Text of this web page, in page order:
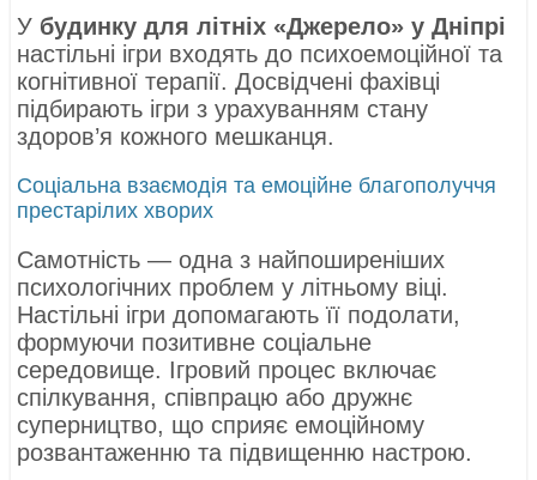
У будинку для літніх «Джерело» у Дніпрі
настільні ігри входять до психоемоційної та
когнітивної терапії. Досвідчені фахівці
підбирають ігри з урахуванням стану
здоров’я кожного мешканця.
Соціальна взаємодія та емоційне благополуччя
престарілих хворих
Самотність — одна з найпоширеніших
психологічних проблем у літньому віці.
Настільні ігри допомагають її подолати,
формуючи позитивне соціальне
середовище. Ігровий процес включає
спілкування, співпрацю або дружнє
суперництво, що сприяє емоційному
розвантаженню та підвищенню настрою.